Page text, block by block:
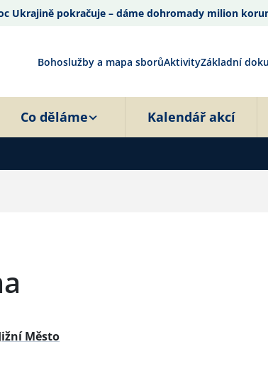
Ukrajině pokračuje – dáme dohromady milion
Bohoslužby a mapa sborůAktivityZákladní
Co děláme Kalendář akcí
Město